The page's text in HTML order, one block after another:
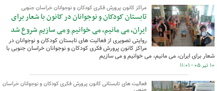
مراکز کانون پرورش فکری کودکان و نوجوانان خراسان جنوبی
تابستان کودکان و نوجوانان در کانون با شعار برای
ایران، می مانیم، می خوانیم و می سازیم شروع شد
روایتی تصویری از فعالیت های تابستان کودکان و نوجوانان در
مراکز کانون پرورش فکری کودکان و نوجوانان خراسان جنوبی با
شعار برای ایران، می مانیم، می خوانیم و می سازیم
۱۰ تیر ۰۵ - ۱۱:۰۱
فعالیت های تابستانی کانون پرورش فکری کودکان و نوجوانان خراسان